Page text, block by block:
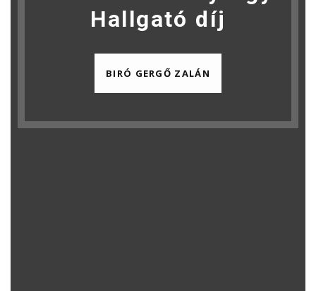
Hallgató díj
BIRÓ GERGŐ ZALÁN